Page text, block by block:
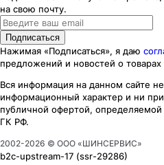
на свою почту.
Подписаться
Нажимая «Подписаться», я даю
предложений и новостей о товарах
Вся информация на данном сайте
информационный характер и ни
публичной офертой,
ГК РФ.
2002-2026 © ООО «ШИНСЕРВИС»
b2c-upstream-17 (ssr-29286)